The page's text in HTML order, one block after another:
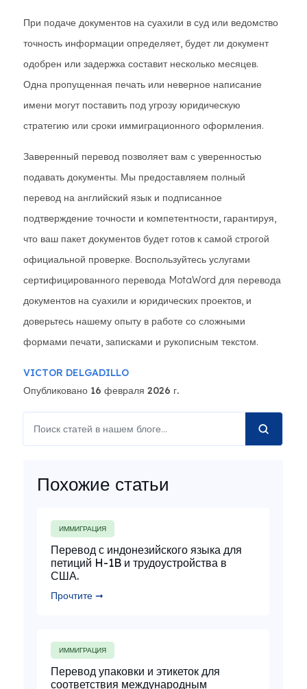
При подаче документов на суахили в суд или ведомство
точность информации определяет, будет ли документ
одобрен или задержка составит несколько месяцев.
Одна пропущенная печать или неверное написание
имени могут поставить под угрозу юридическую
стратегию или сроки иммиграционного оформления.
Заверенный перевод позволяет вам с уверенностью
подавать документы. Мы предоставляем полный
перевод на английский язык и подписанное
подтверждение точности и компетентности, гарантируя,
что ваш пакет документов будет готов к самой строгой
официальной проверке. Воспользуйтесь услугами
сертифицированного перевода MotaWord для перевода
документов на суахили и юридических проектов, и
доверьтесь нашему опыту в работе со сложными
формами печати, записками и рукописным текстом.
VICTOR DELGADILLO
Опубликовано 16 февраля 2026 г.
Похожие статьи
ИММИГРАЦИЯ
Перевод с индонезийского языка для
петиций H-1B и трудоустройства в
США.
Прочтите ➞
ИММИГРАЦИЯ
Перевод упаковки и этикеток для
соответствия международным